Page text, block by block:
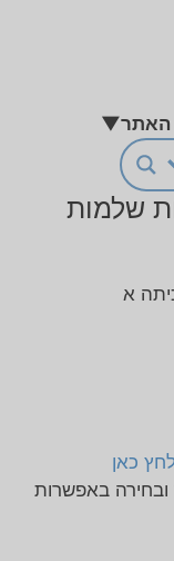
האתר▼
שלמות
א
כאן
באפשרות